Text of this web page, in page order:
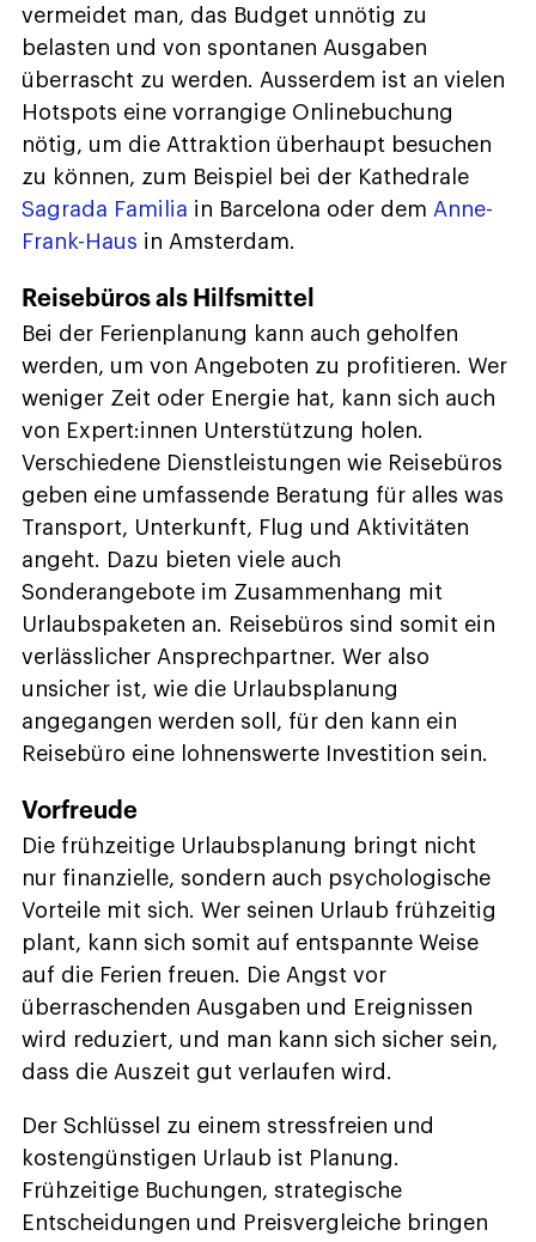
vermeidet man, das Budget unnötig zu
belasten und von spontanen Ausgaben
überrascht zu werden. Ausserdem ist an vielen
Hotspots eine vorrangige Onlinebuchung
nötig, um die Attraktion überhaupt besuchen
zu können, zum Beispiel bei der Kathedrale
Sagrada Familia in Barcelona oder dem Anne-
Frank-Haus in Amsterdam.
Reisebüros als Hilfsmittel
Bei der Ferienplanung kann auch geholfen
werden, um von Angeboten zu profitieren. Wer
weniger Zeit oder Energie hat, kann sich auch
von Expert:innen Unterstützung holen.
Verschiedene Dienstleistungen wie Reisebüros
geben eine umfassende Beratung für alles was
Transport, Unterkunft, Flug und Aktivitäten
angeht. Dazu bieten viele auch
Sonderangebote im Zusammenhang mit
Urlaubspaketen an. Reisebüros sind somit ein
verlässlicher Ansprechpartner. Wer also
unsicher ist, wie die Urlaubsplanung
angegangen werden soll, für den kann ein
Reisebüro eine lohnenswerte Investition sein.
Vorfreude
Die frühzeitige Urlaubsplanung bringt nicht
nur finanzielle, sondern auch psychologische
Vorteile mit sich. Wer seinen Urlaub frühzeitig
plant, kann sich somit auf entspannte Weise
auf die Ferien freuen. Die Angst vor
überraschenden Ausgaben und Ereignissen
wird reduziert, und man kann sich sicher sein,
dass die Auszeit gut verlaufen wird.
Der Schlüssel zu einem stressfreien und
kostengünstigen Urlaub ist Planung.
Frühzeitige Buchungen, strategische
Entscheidungen und Preisvergleiche bringen